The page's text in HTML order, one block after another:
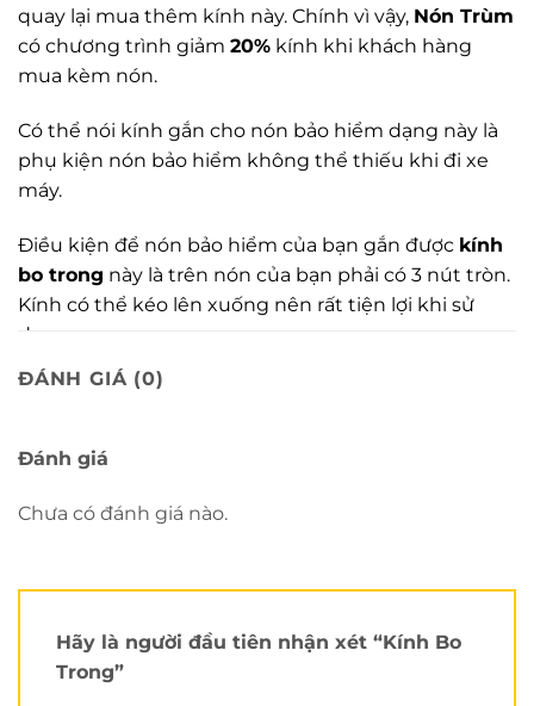
quay lại mua thêm kính này. Chính vì vậy, Nón Trùm
có chương trình giảm 20% kính khi khách hàng
mua kèm nón.
Có thể nói kính gắn cho nón bảo hiểm dạng này là
phụ kiện nón bảo hiểm không thể thiếu khi đi xe
máy.
Điều kiện để nón bảo hiểm của bạn gắn được kính
bo trong này là trên nón của bạn phải có 3 nút tròn.
Kính có thể kéo lên xuống nên rất tiện lợi khi sử
dụng.
Xem thêm tạiKênh Youtube của Nón Trùm
thuộc hệ thống
CN1 : 80A Vườn Lài, Tân Phú, HCM
CN3: 264 Bùi Hữu Nghĩa, Bình Thạnh, HCM.
CN4: 2A Đường Số 17, Linh Chiểu, Thủ Đức.
CN5:2/5 Nguyễn Ảnh Thủ, Trung Chánh, Hóc Môn.
ĐÁNH GIÁ (0)
Đánh giá
Chưa có đánh giá nào.
Hãy là người đầu tiên nhận xét “Kính Bo
Trong”